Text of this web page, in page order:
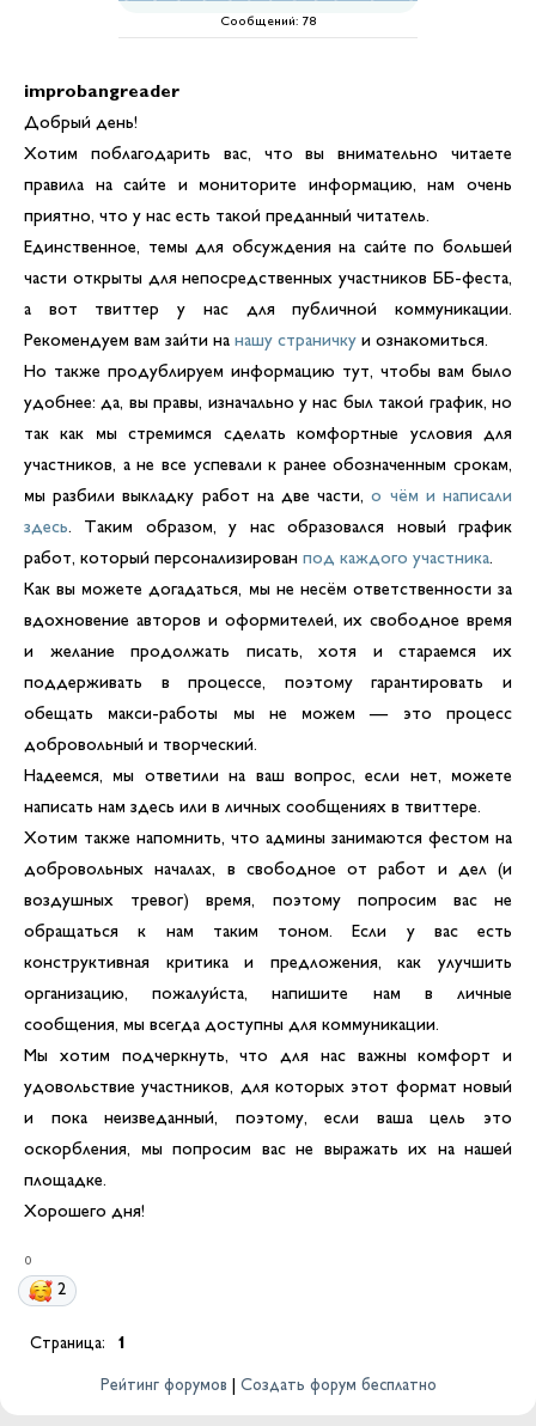
Сообщений: 78
improbangreader
Добрый день!
Хотим поблагодарить вас, что вы внимательно читаете
правила на сайте и мониторите информацию, нам очень
приятно, что у нас есть такой преданный читатель.
Единственное, темы для обсуждения на сайте по большей
части открыты для непосредственных участников ББ-феста,
а вот твиттер у нас для публичной коммуникации.
Рекомендуем вам зайти на нашу страничку и ознакомиться.
Но также продублируем информацию тут, чтобы вам было
удобнее: да, вы правы, изначально у нас был такой график, но
так как мы стремимся сделать комфортные условия для
участников, а не все успевали к ранее обозначенным срокам,
мы разбили выкладку работ на две части,о чём и написали
здесь. Таким образом, у нас образовался новый график
работ, который персонализирован под каждого участника.
Как вы можете догадаться, мы не несём ответственности за
вдохновение авторов и оформителей, их свободное время
и желание продолжать писать, хотя и стараемся их
поддерживать в процессе, поэтому гарантировать и
обещать макси-работы мы не можем — это процесс
добровольный и творческий.
Надеемся, мы ответили на ваш вопрос, если нет, можете
написать нам здесь или в личных сообщениях в твиттере.
Хотим также напомнить, что админы занимаются фестом на
добровольных началах, в свободное от работ и дел (и
воздушных тревог) время, поэтому попросим вас не
обращаться к нам таким тоном. Если у вас есть
конструктивная критика и предложения, как улучшить
организацию, пожалуйста, напишите нам в личные
сообщения, мы всегда доступны для коммуникации.
Мы хотим подчеркнуть, что для нас важны комфорт и
удовольствие участников, для которых этот формат новый
и пока неизведанный, поэтому, если ваша цель это
оскорбления, мы попросим вас не выражать их на нашей
площадке.
Хорошего дня!
0
2
Страница: 1
Рейтинг форумов Создать форум бесплатно